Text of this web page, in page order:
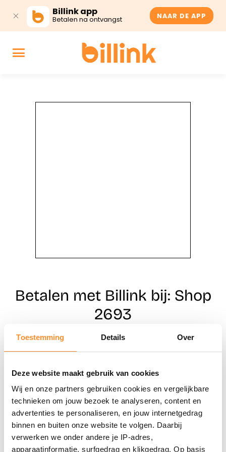
Toestemming Details Over
Deze website maakt gebruik van cookies
Wij en onze partners gebruiken cookies en vergelijkbare
technieken om jouw bezoek te analyseren, content en
advertenties te personaliseren, en jouw internetgedrag
binnen en buiten onze website te volgen. Daarbij
verwerken we onder andere je IP-adres,
apparaatinformatie, surfgedrag en klikgedrag. Op basis
Billink app
Betalen na ontvangst NAAR DE APP
Betalen met Billink bij: Shop
2693
Naar winkels